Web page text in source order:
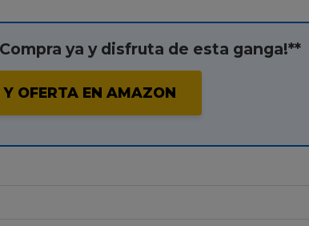
ya y disfruta de esta ganga!**
Y OFERTA EN AMAZON